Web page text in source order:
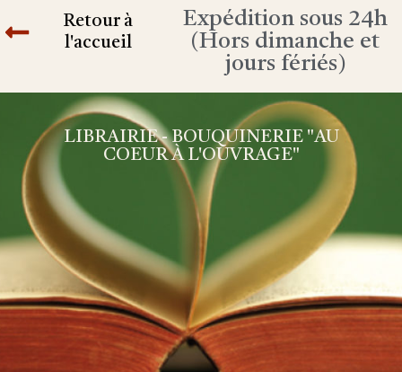
Retour à
l'accueil
Expédition sous 24h
(Hors dimanche et
jours fériés)
LIBRAIRIE - BOUQUINERIE "AU
COEUR À L'OUVRAGE"